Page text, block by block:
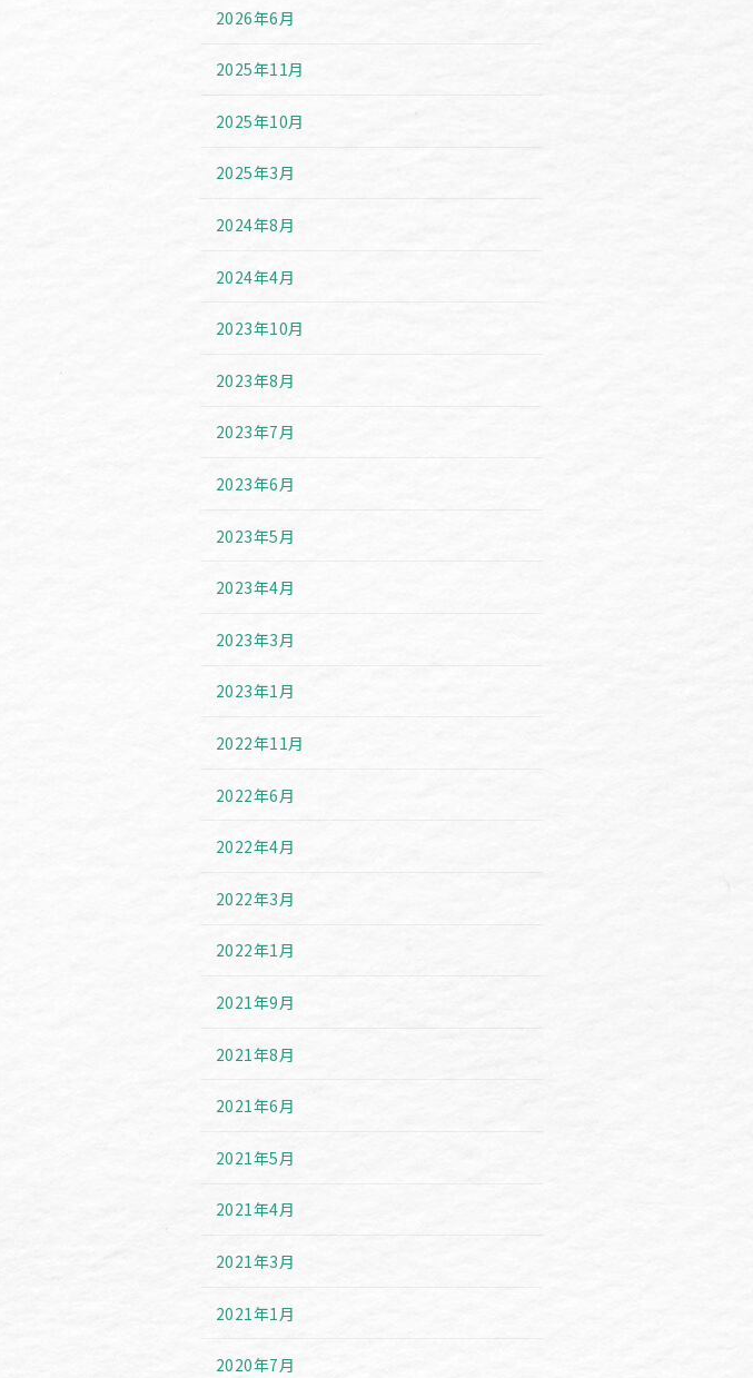
2026年6月
2025年11月
2025年10月
2025年3月
2024年8月
2024年4月
2023年10月
2023年8月
2023年7月
2023年6月
2023年5月
2023年4月
2023年3月
2023年1月
2022年11月
2022年6月
2022年4月
2022年3月
2022年1月
2021年9月
2021年8月
2021年6月
2021年5月
2021年4月
2021年3月
2021年1月
2020年7月